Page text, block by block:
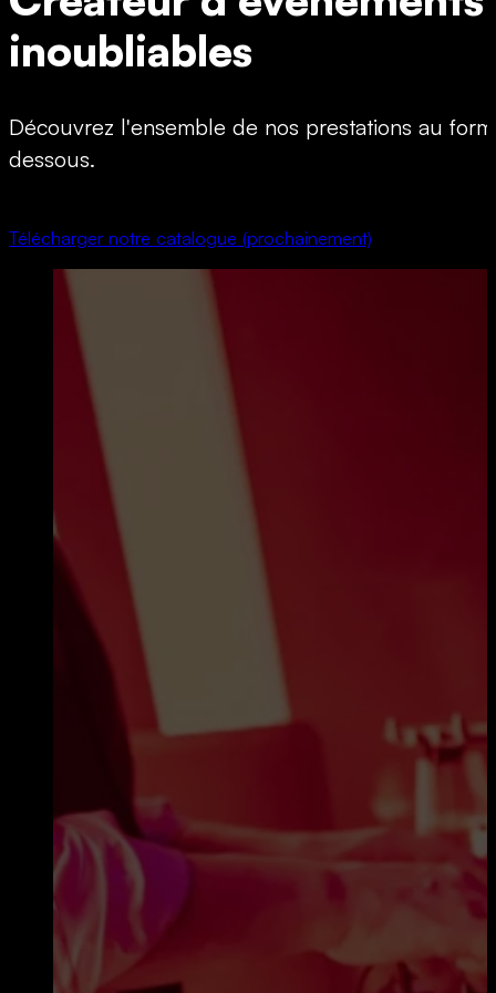
inoubliables
Découvrez l'ensemble de nos prestations au
dessous.
Télécharger notre catalogue (prochainement)